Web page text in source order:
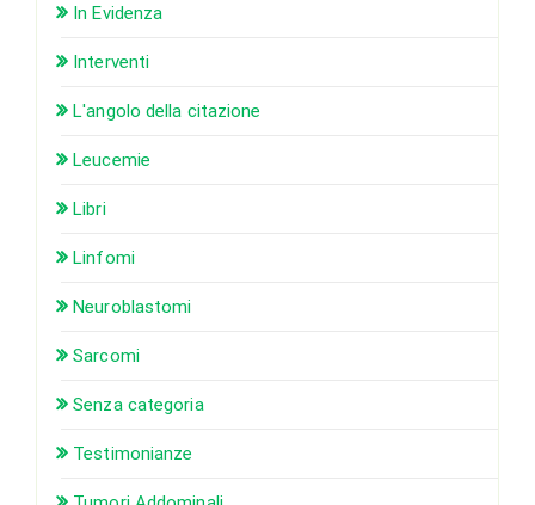
In Evidenza
Interventi
L'angolo della citazione
Leucemie
Libri
Linfomi
Neuroblastomi
Sarcomi
Senza categoria
Testimonianze